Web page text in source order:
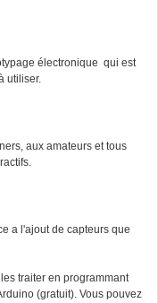
électronique qui est
utiliser.
aux amateurs et tous
a l'ajout de capteurs que
traiter en programmant
(gratuit). Vous pouvez